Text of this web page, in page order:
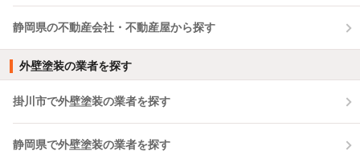
静岡県の不動産会社・不動産屋から探す
外壁塗装の業者を探す
掛川市で外壁塗装の業者を探す
静岡県で外壁塗装の業者を探す